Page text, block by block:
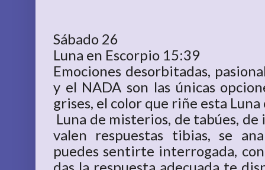
Sábado 26
Luna en Escorpio 15:39
Emociones desorbitadas,
y el NADA son las únicas
grises, el color que riñe esta
Luna de misterios, de tabúes,
valen respuestas tibias, se
puedes sentirte interrogada,
das la respuesta adecuada te